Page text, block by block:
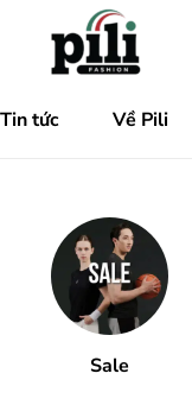
Tin tức Về Pili
Sale